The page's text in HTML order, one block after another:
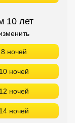
10 лет
8 ночей
10 ночей
12 ночей
14 ночей